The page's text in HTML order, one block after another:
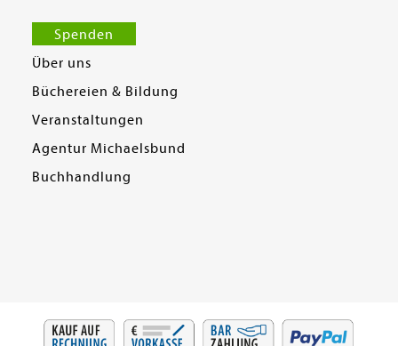
Spenden
Über uns
Büchereien & Bildung
Veranstaltungen
Agentur Michaelsbund
Buchhandlung